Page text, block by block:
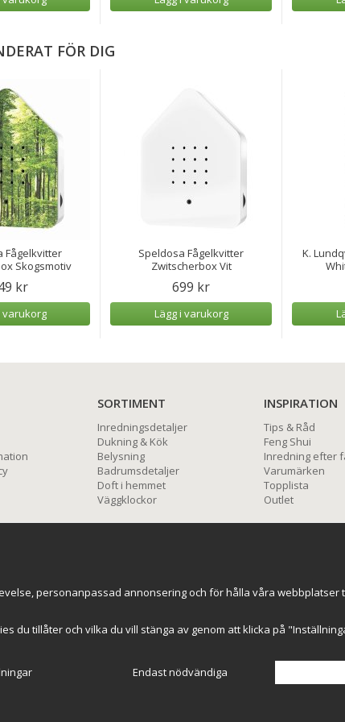
FÖR DIG
Fågelkvitter
Skogsmotiv
kr
varukorg
Speldosa Fågelkvitter
Zwitscherbox Vit
699 kr
Lägg i varukorg
K.
SORTIMENT
Inredningsdetaljer
Dukning & Kök
Belysning
Badrumsdetaljer
Doft i hemmet
Väggklockor
INSPIRATION
Tips & Råd
Feng Shui
Inredning efter
Varumärken
Topplista
Outlet
personanpassad annonsering och för hålla våra
du tillåter och vilka du vill stänga av genom att klicka på
Endast nödvändiga